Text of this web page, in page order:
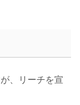
、リーチを宣